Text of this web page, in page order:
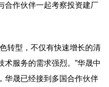
合作伙伴一起考察投资建厂
型，不仅有快速增长的清
服务的需求强烈。”华晟中
华晟已经接到多国合作伙伴